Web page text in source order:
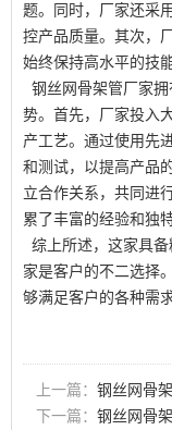
题。同时，厂家还采
控产品质量。其次，
始终保持高水平的技
钢丝网骨架管厂家
势。首先，厂家投入
产工艺。通过使用先
和测试，以提高产品
立合作关系，共同进
累了丰富的经验和独
综上所述，这家具
家是客户的不二选择
够满足客户的各种需求
上一篇： 钢丝网骨
下一篇： 钢丝网骨